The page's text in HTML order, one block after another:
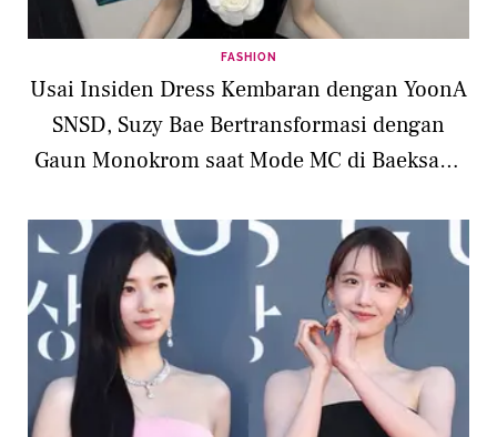
FASHION
Usai Insiden Dress Kembaran dengan YoonA
SNSD, Suzy Bae Bertransformasi dengan
Gaun Monokrom saat Mode MC di Baeksang